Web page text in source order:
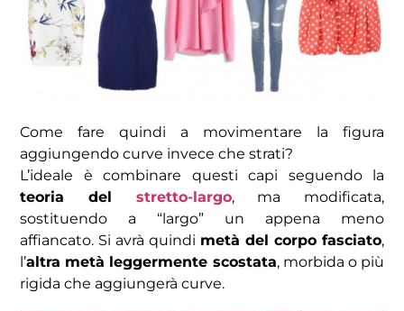
Come fare quindi a movimentare la figura
aggiungendo curve invece che strati?
L’ideale è combinare questi capi seguendo la
teoria del stretto-largo, ma modificata,
sostituendo a “largo” un appena meno
affiancato. Si avrà quindi metà del corpo fasciato,
l’altra metà leggermente scostata, morbida o più
rigida che aggiungerà curve.